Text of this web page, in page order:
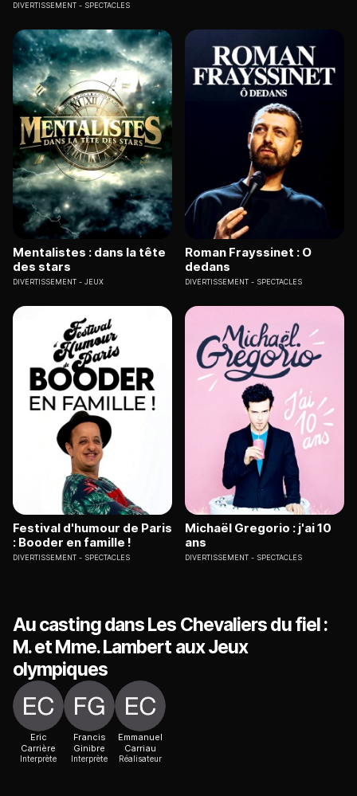
DIVERTISSEMENT SPECTACLES
Mentalistes : dans la tête
des stars
DIVERTISSEMENT JEUX
Roman Frayssinet : O
dedans
DIVERTISSEMENT SPECTACLES
Festival d'humour de Paris
: Booder en famille !
DIVERTISSEMENT SPECTACLES
Michaël Gregorio : j'ai 10
ans
DIVERTISSEMENT SPECTACLES
Au casting dans Les Chevaliers du fiel :
M. et Mme. Lambert aux Jeux
olympiques
Eric
Carrière
Interprète
Francis
Ginibre
Interprète
Emmanuel
Carriau
Réalisateur